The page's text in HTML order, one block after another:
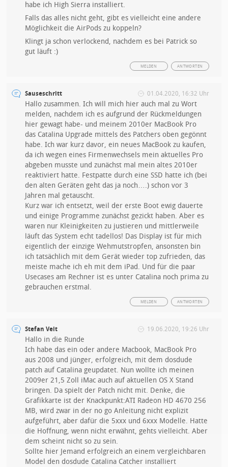
habe ich High Sierra installiert.
Falls das alles nicht geht, gibt es vielleicht eine andere
Möglichkeit die AirPods zu koppeln?
Klingt ja schon verlockend, nachdem es bei Patrick so
gut läuft :)
ANTWORTEN
MELDEN
Sauseschritt 01.04.2020, 16:32 Uhr
Hallo zusammen. Ich will mich hier auch mal zu Wort
melden, nachdem ich es aufgrund der Rückmeldungen
hier gewagt habe- und meinem 2010er MacBook Pro
das Catalina Upgrade mittels des Patchers oben gegönnt
habe. Ich war kurz davor, ein neues MacBook zu kaufen,
da ich wegen eines Firmenwechsels mein aktuelles Pro
abgeben musste und zunächst mal mein altes 2010er
reaktiviert hatte. Festpatte durch eine SSD hatte ich (bei
den alten Geräten geht das ja noch….) schon vor 3
Jahren mal getauscht.
Kurz war ich entsetzt, weil der erste Boot ewig dauerte
und einige Programme zunächst gezickt haben. Aber es
waren nur Kleinigkeiten zu justieren und mittlerweile
läuft das System echt tadellos! Das Display ist für mich
eigentlich der einzige Wehmutstropfen, ansonsten bin
ich tatsächlich mit dem Gerät wieder top zufrieden, das
meiste mache ich eh mit dem iPad. Und für die paar
Usecases am Rechner ist es unter Catalina noch prima zu
gebrauchen erstmal.
ANTWORTEN
MELDEN
Stefan Veit 19.06.2020, 19:26 Uhr
Hallo in die Runde
Ich habe das ein oder andere Macbook, MacBook Pro
aus 2008 und jünger, erfolgreich, mit dem dosdude
patch auf Catalina geupdatet. Nun wollte ich meinen
2009er 21,5 Zoll iMac auch auf aktuellen OS X Stand
bringen. Da spielt der Patch nicht mit. Denke, die
Grafikkarte ist der Knackpunkt:ATI Radeon HD 4670 256
MB, wird zwar in der no go Anleitung nicht explizit
aufgeführt, aber dafür die 5xxx und 6xxx Modelle. Hatte
die Hoffnung, wenn nicht erwähnt, gehts vielleicht. Aber
dem scheint nicht so zu sein.
Sollte hier Jemand erfolgreich an einem vergleichbaren
Model den dosdude Catalina Catcher installiert